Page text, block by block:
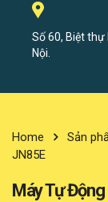
Số 60, Biệt thự
Nội.
Home Sản
JN85E
Máy Tự